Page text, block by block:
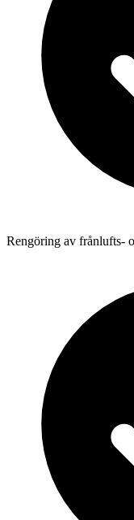
Rengöring av frånlufts-